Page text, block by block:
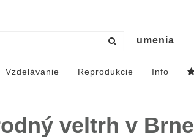
umenia
Vzdelávanie Reprodukcie Info
veltrh v Brne